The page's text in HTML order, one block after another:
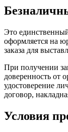
Это
оформляется на
заказа для
При получении
доверенность от
удостоверение
договор,
Условия